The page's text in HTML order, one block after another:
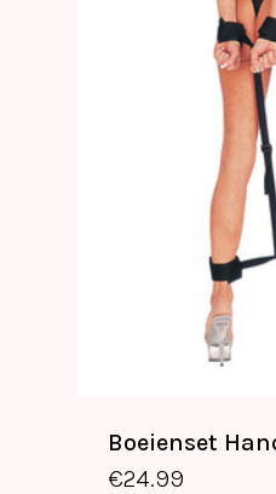
Boeienset
€24.99
€